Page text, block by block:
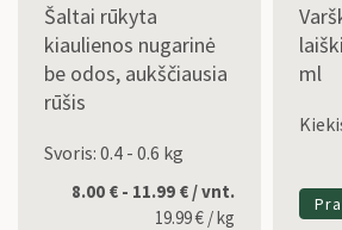
Šaltai rūkyta
kiaulienos nugarinė
be odos, aukščiausia
rūšis
Svoris: 0.4 - 0.6 kg
8.00 € - 11.99 € / vnt.
19.99€ / kg
ml